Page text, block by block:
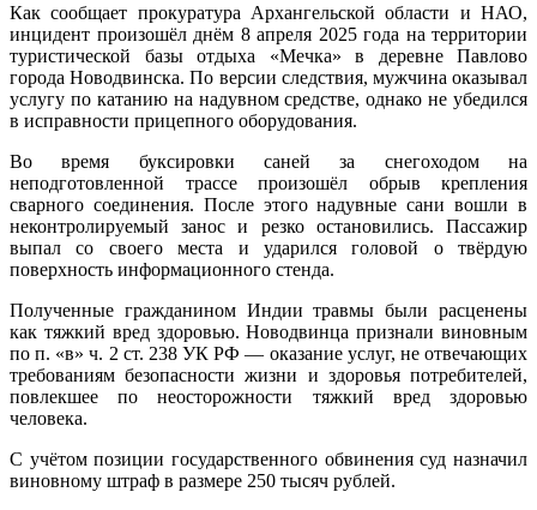
Как сообщает прокуратура Архангельской области и НАО,
инцидент произошёл днём 8 апреля 2025 года на территории
туристической базы отдыха «Мечка» в деревне Павлово
города Новодвинска. По версии следствия, мужчина оказывал
услугу по катанию на надувном средстве, однако не убедился
в исправности прицепного оборудования.
Во время буксировки саней за снегоходом на
неподготовленной трассе произошёл обрыв крепления
сварного соединения. После этого надувные сани вошли в
неконтролируемый занос и резко остановились. Пассажир
выпал со своего места и ударился головой о твёрдую
поверхность информационного стенда.
Полученные гражданином Индии травмы были расценены
как тяжкий вред здоровью. Новодвинца признали виновным
по п. «в» ч. 2 ст. 238 УК РФ — оказание услуг, не отвечающих
требованиям безопасности жизни и здоровья потребителей,
повлекшее по неосторожности тяжкий вред здоровью
человека.
С учётом позиции государственного обвинения суд назначил
виновному штраф в размере 250 тысяч рублей.